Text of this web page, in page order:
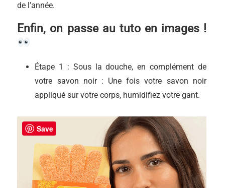
de l’année.
Enfin, on passe au tuto en images !
Étape 1 : Sous la douche, en complément de
votre savon noir : Une fois votre savon noir
appliqué sur votre corps, humidifiez votre gant.
Save